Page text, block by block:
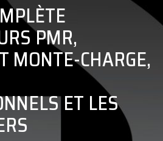
PMR,
MONTE-CHARGE,
ET LES